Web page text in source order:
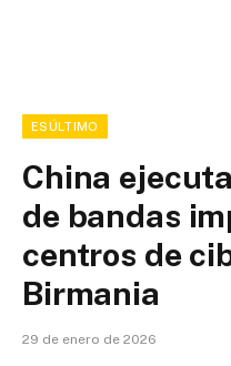
ESÚLTIMO
China
de bandas
centros de
Birmania
29 de enero de 2026